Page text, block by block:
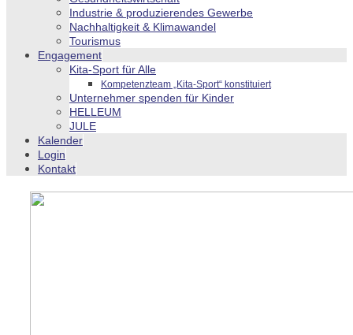
Industrie & produzierendes Gewerbe
Nachhaltigkeit & Klimawandel
Tourismus
Engagement
Kita-Sport für Alle
Kompetenzteam „Kita-Sport“ konstituiert
Unternehmer spenden für Kinder
HELLEUM
JULE
Kalender
Login
Kontakt